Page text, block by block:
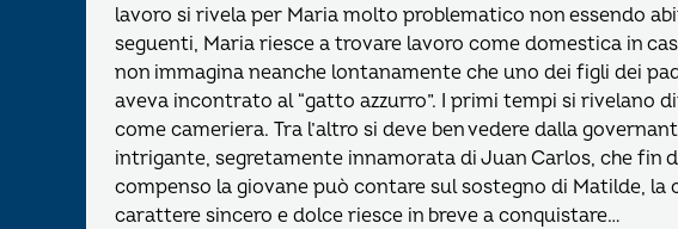
lavoro si rivela per Maria molto problematico non essendo
seguenti, Maria riesce a trovare lavoro come domestica in
non immagina neanche lontanamente che uno dei figli dei
aveva incontrato al “gatto azzurro”. I primi tempi si rivelano
come cameriera. Tra l’altro si deve ben vedere dalla
intrigante, segretamente innamorata di Juan Carlos, che fin
compenso la giovane può contare sul sostegno di Matilde, la
carattere sincero e dolce riesce in breve a conquistare…